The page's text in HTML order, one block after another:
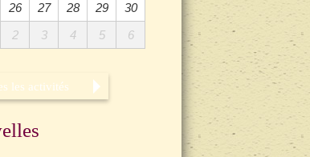
26 27 28 29
30
2 3 4 5 6
les activités